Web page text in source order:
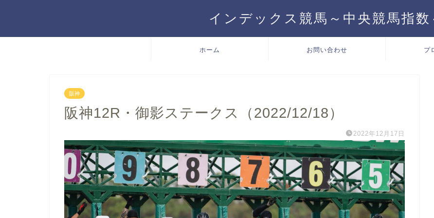
インデックス競馬～中央競馬指数
ホーム お問い合わせ プ
阪神
阪神12R・御影ステークス（2022/12/18）
2022年12月17日